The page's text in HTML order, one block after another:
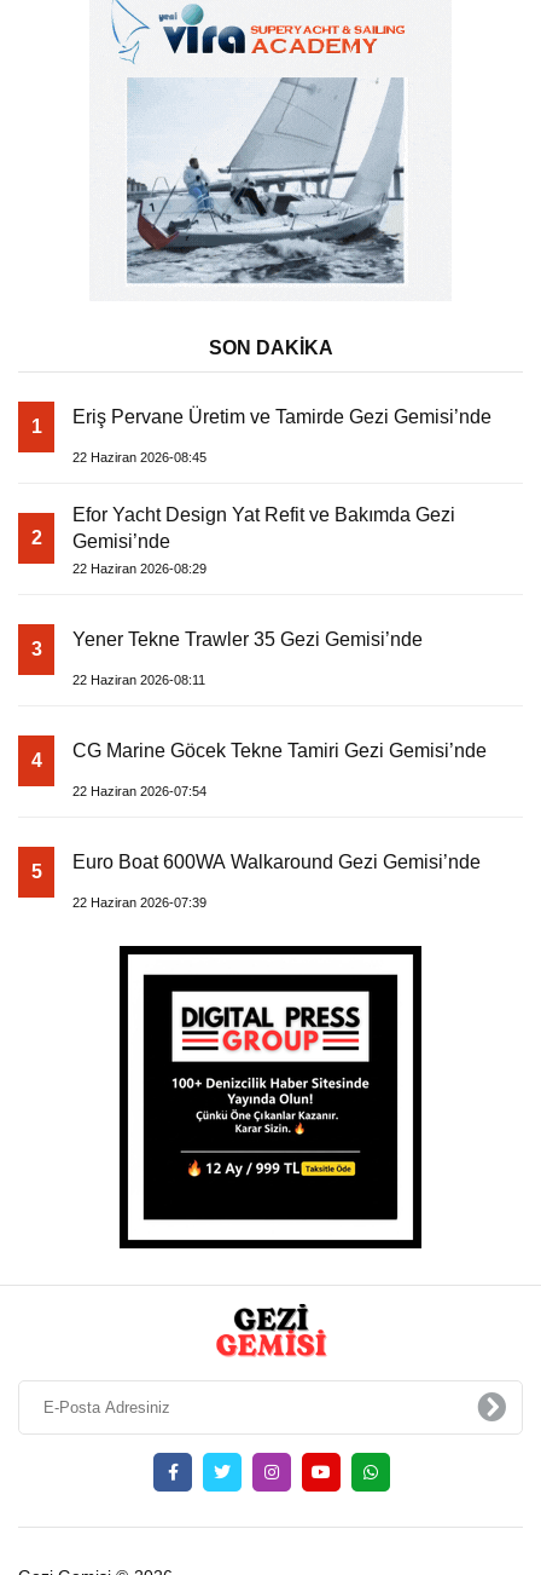
SON DAKİKA
1 Eriş Pervane Üretim ve Tamirde Gezi Gemisi’nde
22 Haziran 2026-08:45
2
Efor Yacht Design Yat Refit ve Bakımda Gezi
Gemisi’nde
22 Haziran 2026-08:29
3 Yener Tekne Trawler 35 Gezi Gemisi’nde
22 Haziran 2026-08:11
4 CG Marine Göcek Tekne Tamiri Gezi Gemisi’nde
22 Haziran 2026-07:54
5 Euro Boat 600WA Walkaround Gezi Gemisi’nde
22 Haziran 2026-07:39